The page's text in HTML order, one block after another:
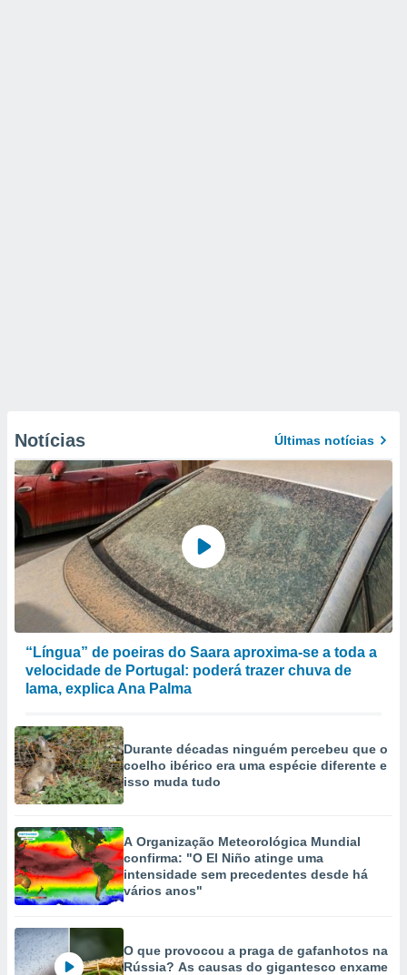
Notícias Últimas notícias
“Língua” de poeiras do Saara aproxima-se a toda a
velocidade de Portugal: poderá trazer chuva de
lama, explica Ana Palma
Durante décadas ninguém percebeu que o
coelho ibérico era uma espécie diferente e
isso muda tudo
A Organização Meteorológica Mundial
confirma: "O El Niño atinge uma
intensidade sem precedentes desde há
vários anos"
O que provocou a praga de gafanhotos na
Rússia? As causas do gigantesco enxame